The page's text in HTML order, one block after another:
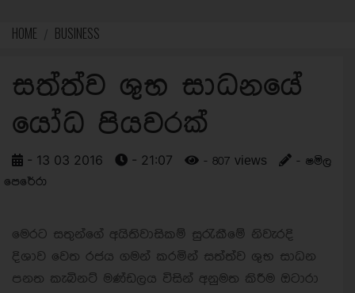
HOME BUSINESS
සත්ත්ව ශුභ සාධනයේ
යෝධ පියවරක්
- 13 03 2016 - 21:07 - 807 views
- ෂමිල
පෙරේරා
මෙරට සතුන්ගේ අයිතිවාසිකම් සුරැකීමේ නිවැරදි
දිශාව වෙත රජය ගමන් කරමින් සත්ත්ව ශුභ සාධන
පනත කැබිනට් මණ්ඩලය විසින් අනුමත කිරීම ඔටාරා